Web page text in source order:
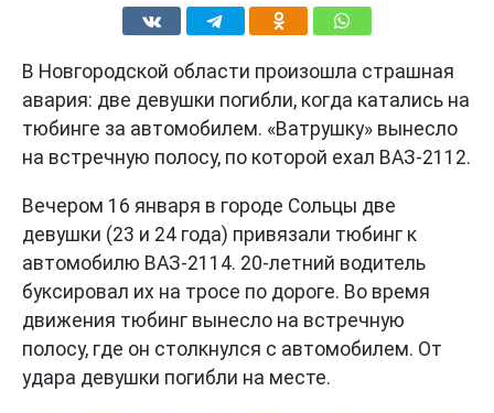
В Новгородской области произошла страшная
авария: две девушки погибли, когда катались на
тюбинге за автомобилем. «Ватрушку» вынесло
на встречную полосу, по которой ехал ВАЗ-2112.
Вечером 16 января в городе Сольцы две
девушки (23 и 24 года) привязали тюбинг к
автомобилю ВАЗ-2114. 20-летний водитель
буксировал их на тросе по дороге. Во время
движения тюбинг вынесло на встречную
полосу, где он столкнулся с автомобилем. От
удара девушки погибли на месте.